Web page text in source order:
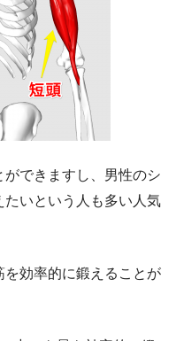
できますし、男性のシ
たいという人も多い人気
効率的に鍛えることが